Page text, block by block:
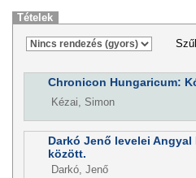
Tételek
Chronicon Hungaricum:
Kézai, Simon
Darkó Jenő levelei Angyal
között.
Darkó, Jenő